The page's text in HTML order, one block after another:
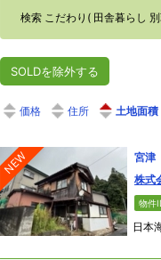
検索 こだわり( 田舎暮らし
SOLDを除外する
価格 住所 土地面積
NEW
宮津
株
物件